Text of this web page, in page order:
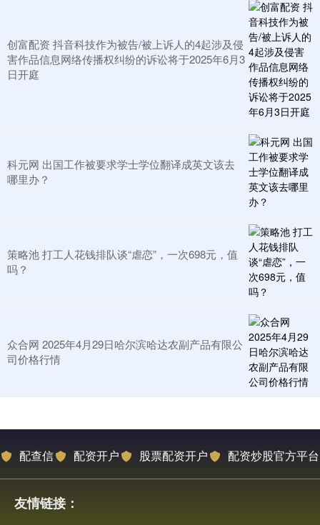
创富配资 抖音科技作为被告/被上诉人的4起涉及侵
害作品信息网络传播权纠纷的诉讼将于2025年6月3
日开庭
科元网 出国工作被要求学士学位翻译成英文该去
哪里办？
策略池 打工人花钱排队谈“虐恋”，一次698元，值
吗？
众合网 2025年4月29日哈尔滨哈达农副产品有限公
司价格行情
配查信 配资开户 股票配资开户 配资炒股官方平台
友情链接：